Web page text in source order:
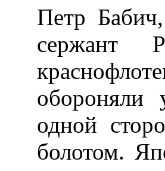
Петр
обороняли
одной
болотом.